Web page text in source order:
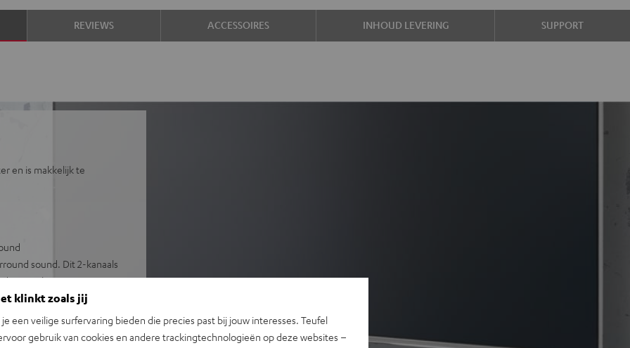
ZwartWit
REVIEWS ACCESSOIRES INHOUD LEVERING SUPPORT
en is makkelijk te
sound. Dit 2-kanaals
de muur bevestigen; met
volume in ruimtes tot
klinkt zoals jij
je een veilige surfervaring bieden die precies past bij jouw interesses. Teufel
gebruik van cookies en andere trackingtechnologieën op deze websites –